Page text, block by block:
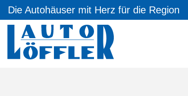
Die Autohäuser mit Herz für die Region